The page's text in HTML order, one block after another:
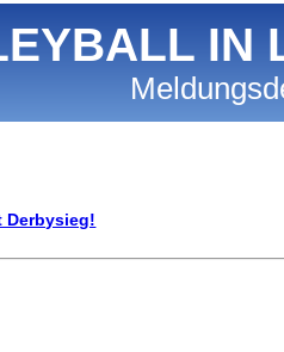
IN
Derbysieg!